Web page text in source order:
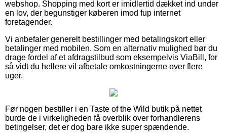
webshop. Shopping med kort er imidlertid dækket ind under
en lov, der begunstiger køberen imod fup internet
foretagender.
Vi anbefaler generelt bestillinger med betalingskort eller
betalinger med mobilen. Som en alternativ mulighed bør du
drage fordel af et afdragstilbud som eksempelvis ViaBill, for
så vidt du hellere vil afbetale omkostningerne over flere
uger.
Før nogen bestiller i en Taste of the Wild butik på nettet
burde de i virkeligheden få overblik over forhandlerens
betingelser, det er dog bare ikke super spændende.